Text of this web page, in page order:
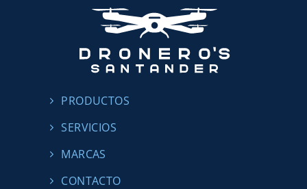
PRODUCTOS
SERVICIOS
MARCAS
CONTACTO